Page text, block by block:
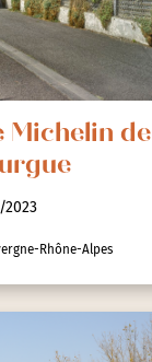
Michelin de
Rhône-Alpes